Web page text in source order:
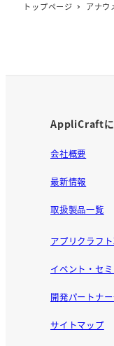
トップページ アナウ
AppliCraftに
会社概要
最新情報
取扱製品一覧
アプリクラフ
イベント・セ
開発パートナ
サイトマップ